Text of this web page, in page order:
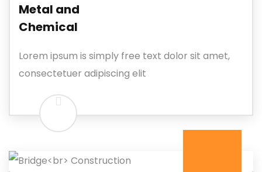
Metal and
Chemical
Lorem ipsum is simply free text dolor sit amet,
consectetuer adipiscing elit